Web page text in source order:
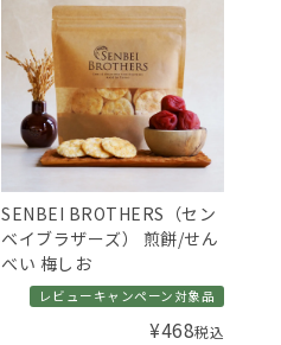
SENBEI BROTHERS（セン
ベイブラザーズ） 煎餅/せん
べい 梅しお
レビューキャンペーン対象品
¥468税込